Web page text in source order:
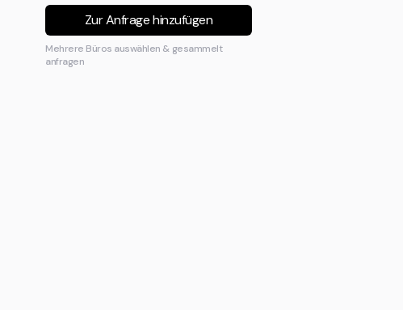
Zur Anfrage hinzufügen
Mehrere Büros auswählen & gesammelt
anfragen